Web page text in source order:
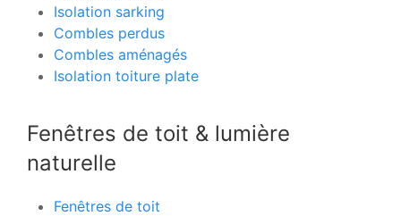
Isolation sarking
Combles perdus
Combles aménagés
Isolation toiture plate
Fenêtres de toit & lumière
naturelle
Fenêtres de toit